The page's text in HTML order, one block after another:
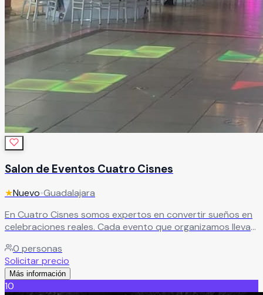
Salon de Eventos Cuatro Cisnes
★Nuevo•Guadalajara
En Cuatro Cisnes somos expertos en convertir sueños en
celebraciones reales. Cada evento que organizamos lleva
detalle sea exactamente como lo imaginaste.
0 personas
Solicitar precio
Más información
10